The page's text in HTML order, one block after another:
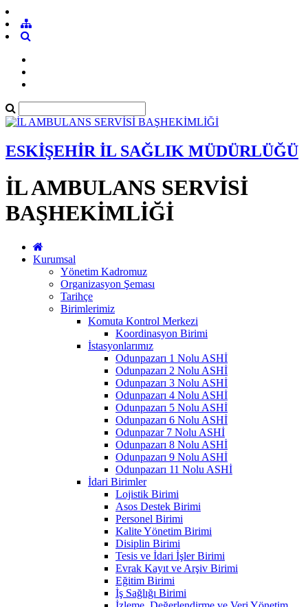
ESKİŞEHİR İL SAĞLIK MÜDÜRLÜĞÜ
İL AMBULANS SERVİSİ
BAŞHEKİMLİĞİ
Kurumsal
Yönetim Kadromuz
Organizasyon Şeması
Tarihçe
Birimlerimiz
Komuta Kontrol Merkezi
Koordinasyon Birimi
İstasyonlarımız
Odunpazarı 1 Nolu ASHİ
Odunpazarı 2 Nolu ASHİ
Odunpazarı 3 Nolu ASHİ
Odunpazarı 4 Nolu ASHİ
Odunpazarı 5 Nolu ASHİ
Odunpazarı 6 Nolu ASHİ
Odunpazar 7 Nolu ASHİ
Odunpazarı 8 Nolu ASHİ
Odunpazarı 9 Nolu ASHİ
Odunpazarı 11 Nolu ASHİ
İdari Birimler
Lojistik Birimi
Asos Destek Birimi
Personel Birimi
Kalite Yönetim Birimi
Disiplin Birimi
Tesis ve İdari İşler Birimi
Evrak Kayıt ve Arşiv Birimi
Eğitim Birimi
İş Sağlığı Birimi